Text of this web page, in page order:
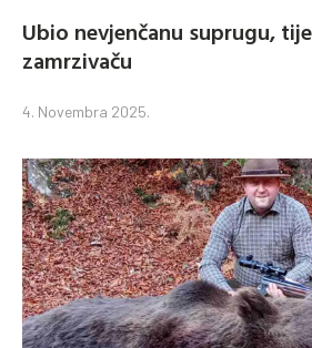
Ubio nevjenčanu suprugu,
zamrzivaču
4. Novembra 2025.